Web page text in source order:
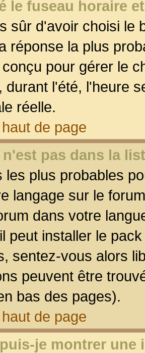
le fuseau horaire
sûr d'avoir choisi le
réponse la plus
pour gérer le
durant l'été, l'heure
réelle.
de page
n'est pas dans la
les plus probables
langage sur le
dans votre
peut installer le
sentez-vous alors
peuvent être
bas des pages).
de page
je montrer une